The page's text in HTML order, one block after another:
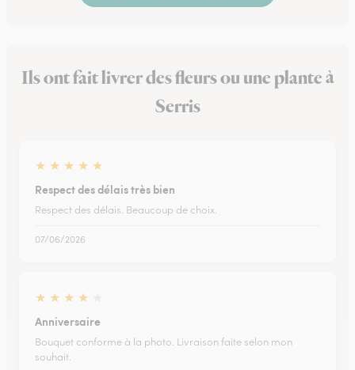
Ils ont fait livrer des fleurs ou une plante à
Serris
★ ★ ★ ★ ★
Respect des délais très bien
Respect des délais. Beaucoup de choix.
07/06/2026
★ ★ ★ ★
Anniversaire
Bouquet conforme à la photo. Livraison faite selon mon
souhait.